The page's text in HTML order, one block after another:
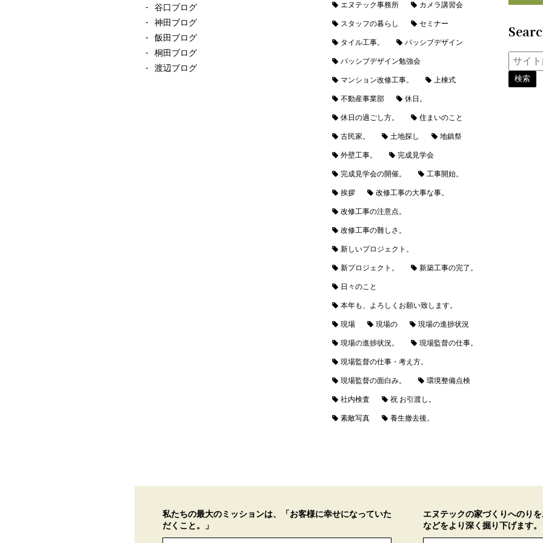
谷口ブログ
神田ブログ
飯田ブログ
桐田ブログ
渡辺ブログ
エヌテック事務所 カメラ講習会
スタッフの暮らし セミナー
タイル工事。 パッシブデザイン
パッシブデザイン勉強会
マンション改修工事。 上棟式
不動産事業部 休日。
休日の過ごし方。 住まいのこと
古民家。 土地探し 地鎮祭
外壁工事。 完成見学会
完成見学会の開催。 工事開始。
挨拶 改修工事の大事な事。
改修工事の注意点。
改修工事の難しさ。
新しいプロジェクト。
新プロジェクト。 新築工事の完了。
日々のこと
本年も、よろしくお願い致します。
現場 現場の 現場の進捗状況
現場の進捗状況。 現場監督の仕事。
現場監督の仕事・考え方。
現場監督の面白み。 環境整備点検
社内検査 祝 お引渡し。
素敵写真 養生撤去後。
私たちの最大のミッションは、「お客様に幸せになっていた
だくこと。」
エヌテックの家づくりへのり
などをより深く掘り下げます。